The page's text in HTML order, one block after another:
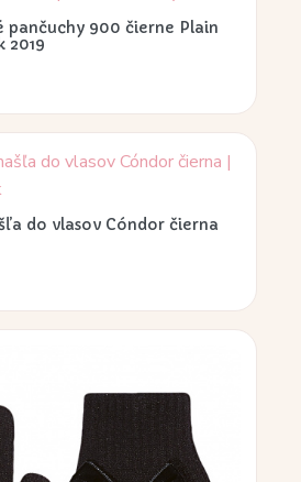
pančuchy 900 čierne Plain
2019
do vlasov Cóndor čierna